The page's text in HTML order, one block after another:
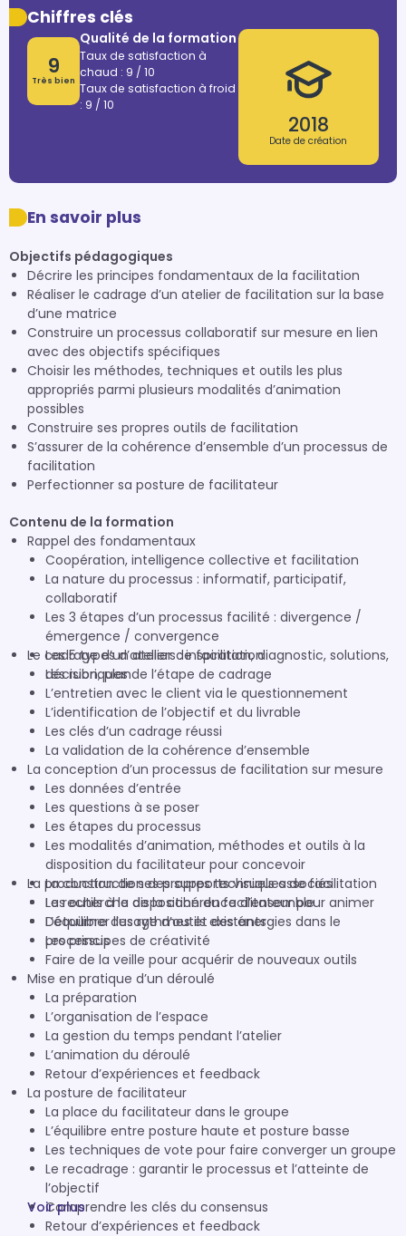
Chiffres clés
9
Très bien
Qualité de la formation
Taux de satisfaction à
chaud : 9 / 10
Taux de satisfaction à froid
: 9 / 10
2018
Date de création
En savoir plus
Objectifs pédagogiques
Décrire les principes fondamentaux de la facilitation
Réaliser le cadrage d’un atelier de facilitation sur la base
d’une matrice
Construire un processus collaboratif sur mesure en lien
avec des objectifs spécifiques
Choisir les méthodes, techniques et outils les plus
appropriés parmi plusieurs modalités d’animation
possibles
Construire ses propres outils de facilitation
S’assurer de la cohérence d’ensemble d’un processus de
facilitation
Perfectionner sa posture de facilitateur
Contenu de la formation
Rappel des fondamentaux
Coopération, intelligence collective et facilitation
La nature du processus : informatif, participatif,
collaboratif
Les 3 étapes d’un processus facilité : divergence /
émergence / convergence
Les 5 types d’ateliers : inspiration, diagnostic, solutions,
décision, plan
Le cadrage d’un atelier de facilitation
Les rubriques de l’étape de cadrage
L’entretien avec le client via le questionnement
L’identification de l’objectif et du livrable
Les clés d’un cadrage réussi
La validation de la cohérence d’ensemble
La conception d’un processus de facilitation sur mesure
Les données d’entrée
Les questions à se poser
Les étapes du processus
Les modalités d’animation, méthodes et outils à la
disposition du facilitateur pour concevoir
La construction des supports visuels associés
La recherche de la cohérence d’ensemble
L’équilibre des rythmes et des énergies dans le
processus
La production de ses propres techniques de facilitation
Les outils à la disposition du facilitateur pour animer
Détourner l’usage d’outils existants
Les principes de créativité
Faire de la veille pour acquérir de nouveaux outils
Mise en pratique d’un déroulé
La préparation
L’organisation de l’espace
La gestion du temps pendant l’atelier
L’animation du déroulé
Retour d’expériences et feedback
La posture de facilitateur
La place du facilitateur dans le groupe
L’équilibre entre posture haute et posture basse
Les techniques de vote pour faire converger un groupe
Le recadrage : garantir le processus et l’atteinte de
l’objectif
Comprendre les clés du consensus
Retour d’expériences et feedback
Voir plus